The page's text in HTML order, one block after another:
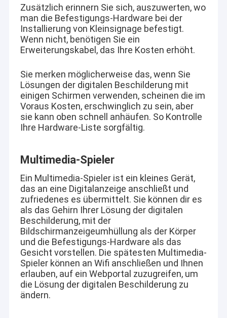
Zusätzlich erinnern Sie sich, auszuwerten, wo
man die Befestigungs-Hardware bei der
Installierung von Kleinsignage befestigt.
Wenn nicht, benötigen Sie ein
Erweiterungskabel, das Ihre Kosten erhöht.
Sie merken möglicherweise das, wenn Sie
Lösungen der digitalen Beschilderung mit
einigen Schirmen verwenden, scheinen die im
Voraus Kosten, erschwinglich zu sein, aber
sie kann oben schnell anhäufen. So Kontrolle
Ihre Hardware-Liste sorgfältig.
Multimedia-Spieler
Ein Multimedia-Spieler ist ein kleines Gerät,
das an eine Digitalanzeige anschließt und
zufriedenes es übermittelt. Sie können dir es
als das Gehirn Ihrer Lösung der digitalen
Beschilderung, mit der
Bildschirmanzeigeumhüllung als der Körper
und die Befestigungs-Hardware als das
Gesicht vorstellen. Die spätesten Multimedia-
Spieler können an Wifi anschließen und Ihnen
erlauben, auf ein Webportal zuzugreifen, um
die Lösung der digitalen Beschilderung zu
ändern.